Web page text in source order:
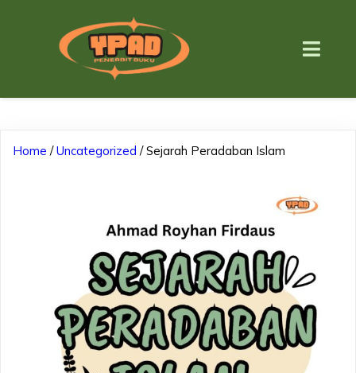
Home /Uncategorized / Sejarah Peradaban Islam